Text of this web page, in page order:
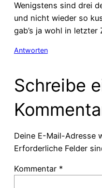
Wenigstens sind drei
und nicht wieder so
gab’s ja wohl in letzter
Antworten
Schreibe
Deine E-Mail-Adresse
Erforderliche Felder
Kommentar *